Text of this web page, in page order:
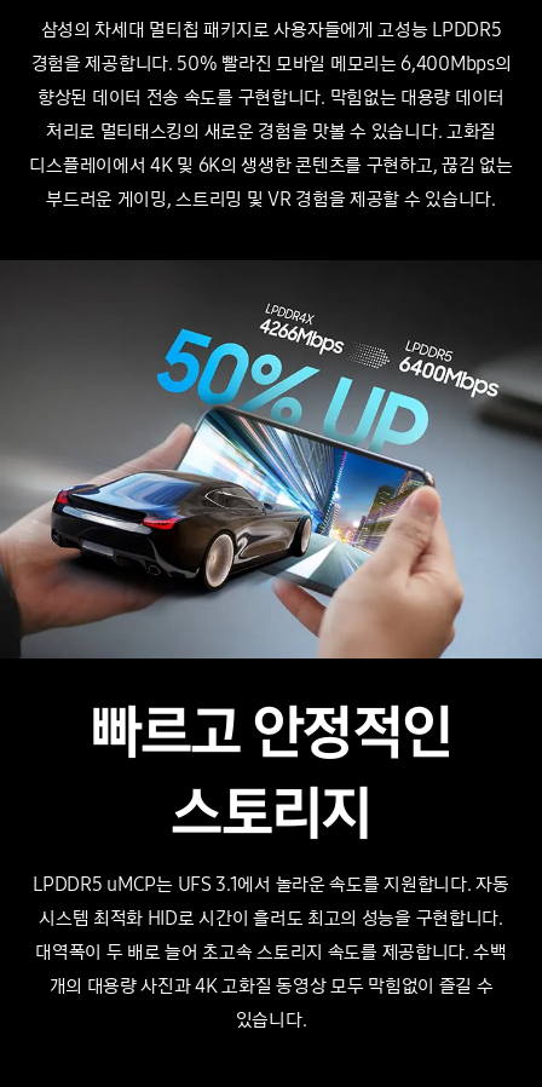
삼성의 차세대 멀티칩 패키지로 사용자들에게 고성능 LPDDR5
경험을 제공합니다. 50% 빨라진 모바일 메모리는 6,400Mbps의
향상된 데이터 전송 속도를 구현합니다. 막힘없는 대용량 데이터
처리로 멀티태스킹의 새로운 경험을 맛볼 수 있습니다. 고화질
디스플레이에서 4K 및 6K의 생생한 콘텐츠를 구현하고, 끊김 없는
부드러운 게이밍, 스트리밍 및VR 경험을제공할 수 있습니다.
빠르고 안정적인
스토리지
LPDDR5 uMCP는 UFS 3.1에서 놀라운 속도를 지원합니다. 자동
시스템 최적화 HID로 시간이 흘러도 최고의 성능을 구현합니다.
대역폭이 두 배로 늘어초고속 스토리지 속도를제공합니다. 수백
개의 대용량 사진과 4K 고화질 동영상 모두 막힘없이 즐길 수
있습니다.